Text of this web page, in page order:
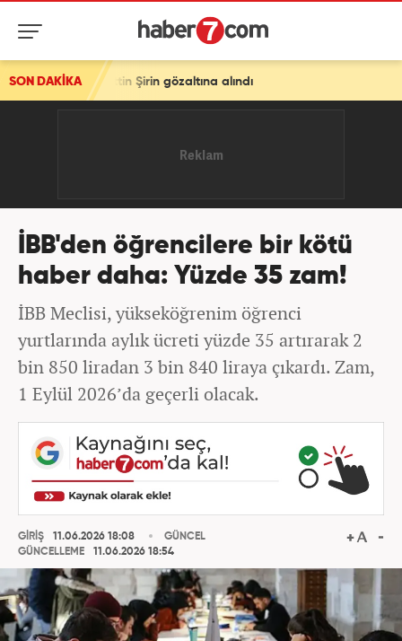
SON DAKİKA
Şirin gözaltına alındı
İBB'den öğrencilere bir kötü
haber daha: Yüzde 35 zam!
İBB Meclisi, yükseköğrenim öğrenci
yurtlarında aylık ücreti yüzde 35 artırarak 2
bin 850 liradan 3 bin 840 liraya çıkardı. Zam,
1 Eylül 2026’da geçerli olacak.
GİRİŞ
11.06.2026 18:08
GÜNCELLEME
11.06.2026 18:54
GÜNCEL